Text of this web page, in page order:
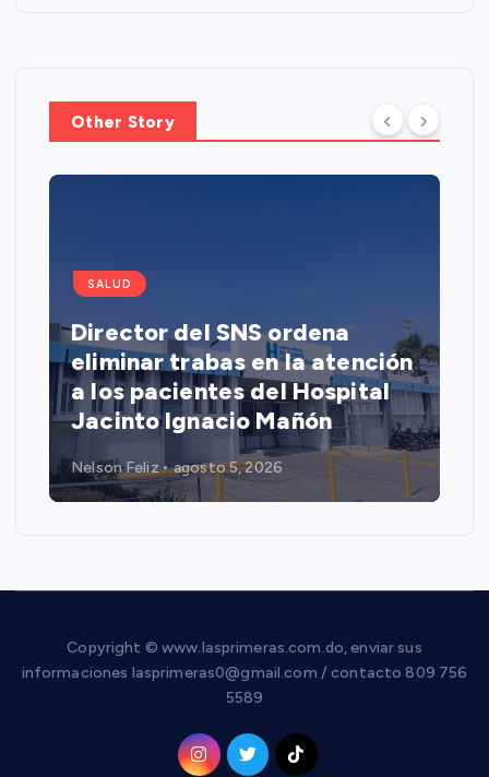
Other Story
SALUD
Director del SNS ordena
eliminar trabas en la atención
a los pacientes del Hospital
Jacinto Ignacio Mañón
Nelson Feliz agosto 5, 2026
Copyright © www.lasprimeras.com.do, enviar sus
informaciones lasprimeras0@gmail.com / contacto 809 756
5589